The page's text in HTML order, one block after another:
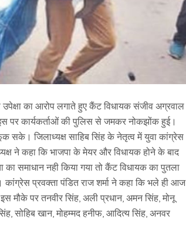
उपेक्षा का आरोप लगाते हुए कैंट विधायक संजीव अग्रवाल
पर कार्यकर्ताओं की पुलिस से जमकर नोकझोंक हुई।
सके। जिलाध्यक्ष साहिब सिंह के नेतृत्व में युवा कांग्रेस
ने कहा कि भाजपा के मेयर और विधायक होने के बाद
का समाधान नही किया गया तो कैंट विधायक का पुतला
प्रवक्ता पंडित राज शर्मा ने कहा कि भले ही आज
मौके पर तनवीर सिंह, अली प्रधान, अमन सिंह, मोनू
सोहिब खान, मोहम्मद हनीफ, आदित्य सिंह, अनवर